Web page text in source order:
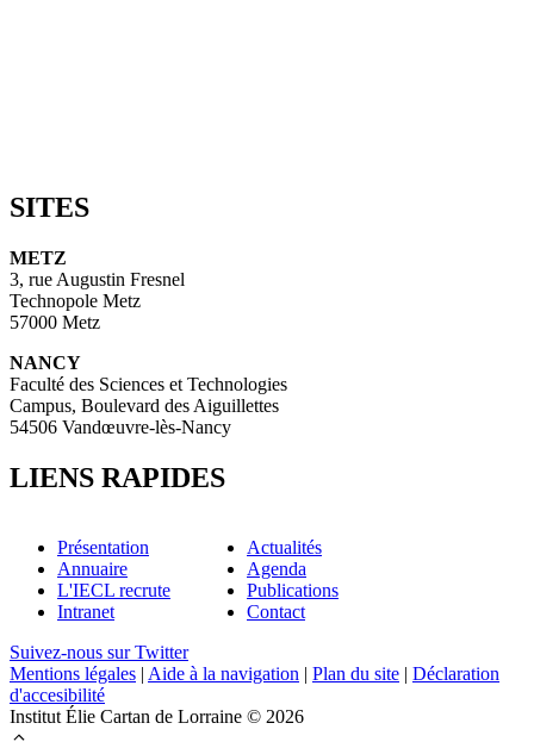
SITES
METZ
3, rue Augustin Fresnel
Technopole Metz
57000 Metz
NANCY
Faculté des Sciences et Technologies
Campus, Boulevard des Aiguillettes
54506 Vandœuvre-lès-Nancy
LIENS RAPIDES
Présentation
Annuaire
L'IECL recrute
Intranet
Actualités
Agenda
Publications
Contact
Suivez-nous sur Twitter
Mentions légales | Aide à la navigation | Plan du site | Déclaration
d'accesibilité
Institut Élie Cartan de Lorraine © 2026